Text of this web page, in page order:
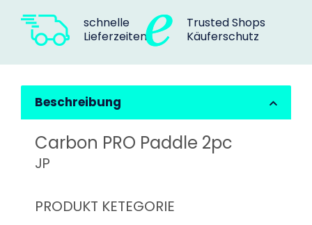
schnelle
Lieferzeiten
Trusted Shops
Käuferschutz
Beschreibung
Carbon PRO Paddle 2pc
JP
PRODUKT KETEGORIE